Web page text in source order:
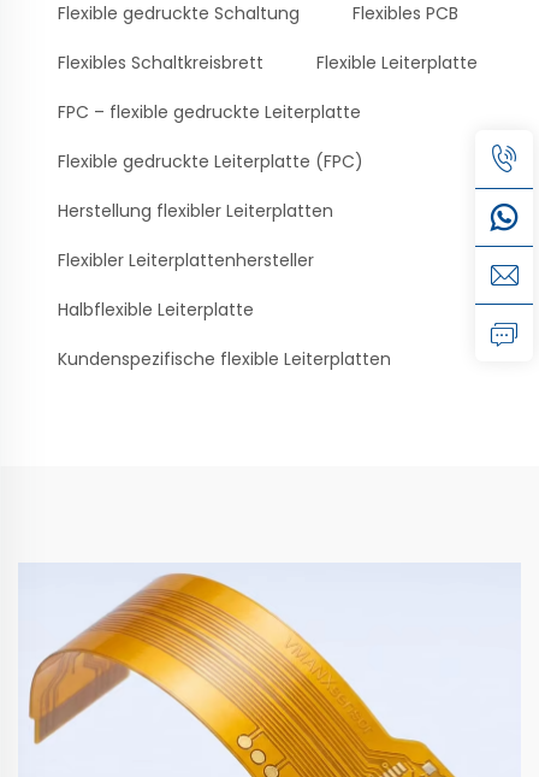
Flexible gedruckte Schaltung Flexibles PCB
Flexibles Schaltkreisbrett Flexible Leiterplatte
FPC – flexible gedruckte Leiterplatte
Flexible gedruckte Leiterplatte (FPC)
Herstellung flexibler Leiterplatten
Flexibler Leiterplattenhersteller
Halbflexible Leiterplatte
Kundenspezifische flexible Leiterplatten